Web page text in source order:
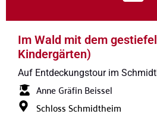
Im Wald mit dem
Kindergärten)
Auf Entdeckungstour im
Anne Gräfin Beissel
Schloss Schmidtheim